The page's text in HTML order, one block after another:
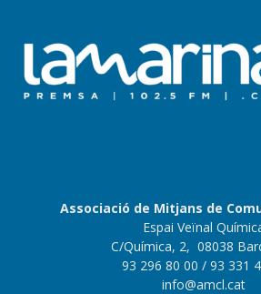
Associació de Mitjans de
Espai Veïnal
C/Química, 2, 08038
93 296 80 00 / 93 331
info@amcl.cat